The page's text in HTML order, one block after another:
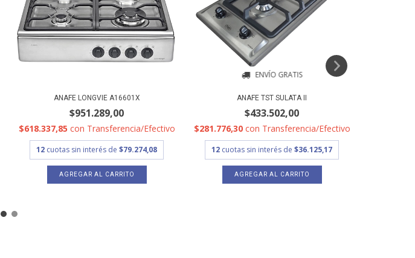
ANAFE LONGVIE A16601X
$951.289,00
$618.337,85 con Transferencia/Efectivo
12 cuotas sin interés de $79.274,08
ENVÍO GRATIS
ANAFE TST SULATA II
$433.502,00
$281.776,30 con Transferencia/Efectivo
12 cuotas sin interés de $36.125,17